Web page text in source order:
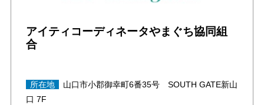
アイティコーディネータやまぐち協同組
合
所在地
山口市小郡御幸町6番35号 SOUTH GATE新山
口 7F